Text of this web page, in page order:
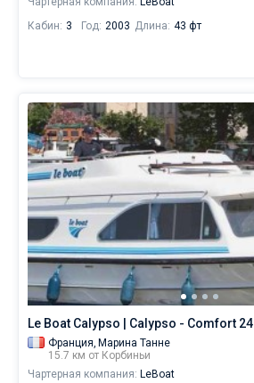
Кабин: 3 Год: 2003 Длина: 43 фт
Le Boat Calypso | Calypso - Comfort 24
Франция, Марина Танне
15.7 км от Корбиньи
Чартерная компания: LeBoat